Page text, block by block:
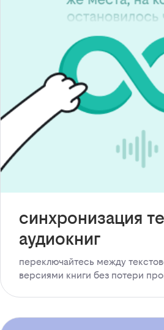
синхронизация
аудиокниг
переключайтесь между
версиями книги без потери